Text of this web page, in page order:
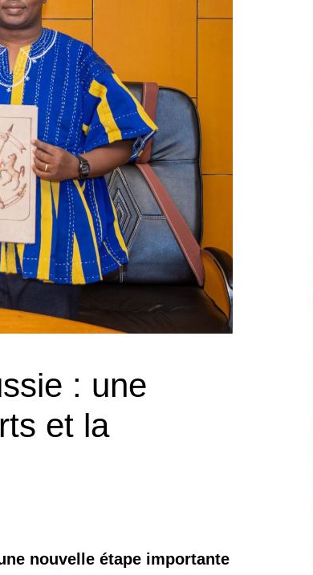
: une
et la
nouvelle étape importante